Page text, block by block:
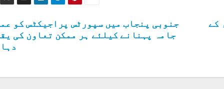
جنوبی پنجاب میں سپورٹس پراجیکٹس کو
جامہ پہنانے کیلئے ہر ممکن تعاون کی
کے